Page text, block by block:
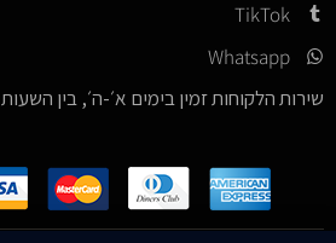
TikTok
Whatsapp
שירות הלקוחות זמין בימים א׳-ה׳, בין השעות 10:00-17:00